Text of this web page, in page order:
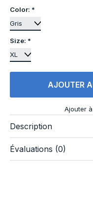
Color: *
Size: *
AJOUTER
Ajouter
Description
Évaluations (0)